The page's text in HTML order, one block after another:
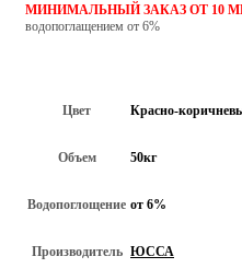
МИНИМАЛЬНЫЙ ЗАКАЗ ОТ 10
водопоглащением от 6%
Цвет Красно-
Объем 50кг
Водопоглощение от 6%
Производитель ЮССА